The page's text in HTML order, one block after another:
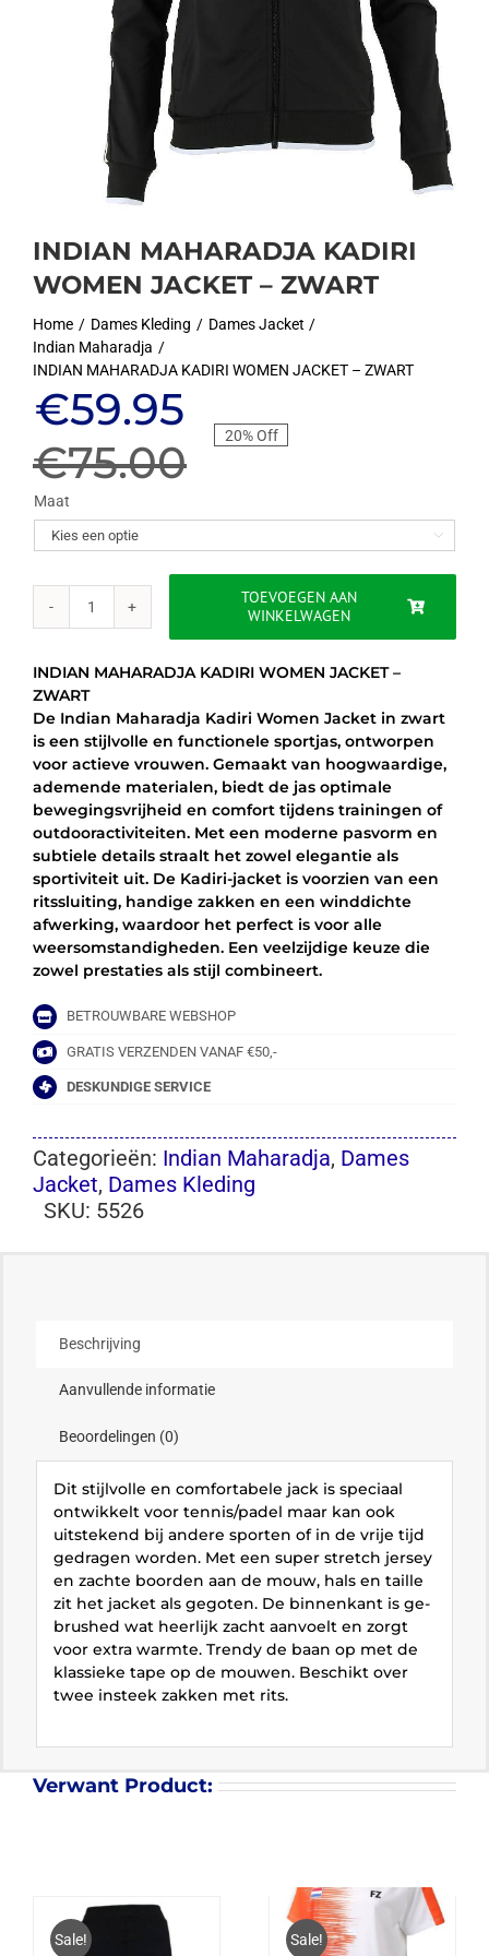
INDIAN MAHARADJA KADIRI
WOMEN JACKET – ZWART
Home Dames Kleding
Dames Jacket
Indian Maharadja
INDIAN MAHARADJA KADIRI WOMEN JACKET – ZWART
€75.00
Oorspronkelijke
prijs
was:
€75.00.
€59.95
Huidige
prijs
is:
€59.95.
20% Off
Maat

INDIAN
MAHARADJA
JACKET
–
ZWART
aantal
TOEVOEGEN AAN
WINKELWAGEN
INDIAN MAHARADJA KADIRI WOMEN JACKET –
ZWART
De Indian Maharadja Kadiri Women Jacket in zwart
is een stijlvolle en functionele sportjas, ontworpen
voor actieve vrouwen. Gemaakt van hoogwaardige,
ademende materialen, biedt de jas optimale
bewegingsvrijheid en comfort tijdens trainingen of
outdooractiviteiten. Met een moderne pasvorm en
subtiele details straalt het zowel elegantie als
sportiviteit uit. De Kadiri-jacket is voorzien van een
ritssluiting, handige zakken en een winddichte
afwerking, waardoor het perfect is voor alle
weersomstandigheden. Een veelzijdige keuze die
zowel prestaties als stijl combineert.
BETROUWBARE WEBSHOP
GRATIS VERZENDEN VANAF €50,-
DESKUNDIGE SERVICE
Categorieën: Indian Maharadja, Dames
Jacket, Dames Kleding
SKU: 5526
Beschrijving
Aanvullende informatie
Beoordelingen (0)
Dit stijlvolle en comfortabele jack is speciaal
ontwikkelt voor tennis/padel maar kan ook
uitstekend bij andere sporten of in de vrije tijd
gedragen worden. Met een super stretch jersey
en zachte boorden aan de mouw, hals en taille
zit het jacket als gegoten. De binnenkant is ge-
brushed wat heerlijk zacht aanvoelt en zorgt
voor extra warmte. Trendy de baan op met de
klassieke tape op de mouwen. Beschikt over
twee insteek zakken met rits.
Verwant Product:
Sale! Sale!